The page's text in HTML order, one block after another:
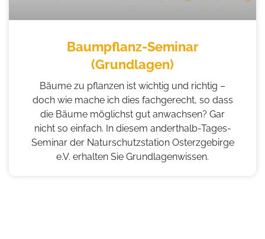
Baumpflanz-Seminar
(Grundlagen)
Bäume zu pflanzen ist wichtig und richtig –
doch wie mache ich dies fachgerecht, so dass
die Bäume möglichst gut anwachsen? Gar
nicht so einfach. In diesem anderthalb-Tages-
Seminar der Naturschutzstation Osterzgebirge
e.V. erhalten Sie Grundlagenwissen.